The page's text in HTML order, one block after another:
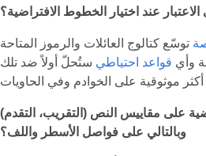
عند اختيار الخطوط الافتراضية؟
توسّع كتالوج العائلات والرموز المتاحة
وأي قواعد احتياطي ستُحلّ أولاً ضد تلك
على مقاييس النص (التقريب، التقدم)
وبالتالي على فواصل الأسطر واللف؟